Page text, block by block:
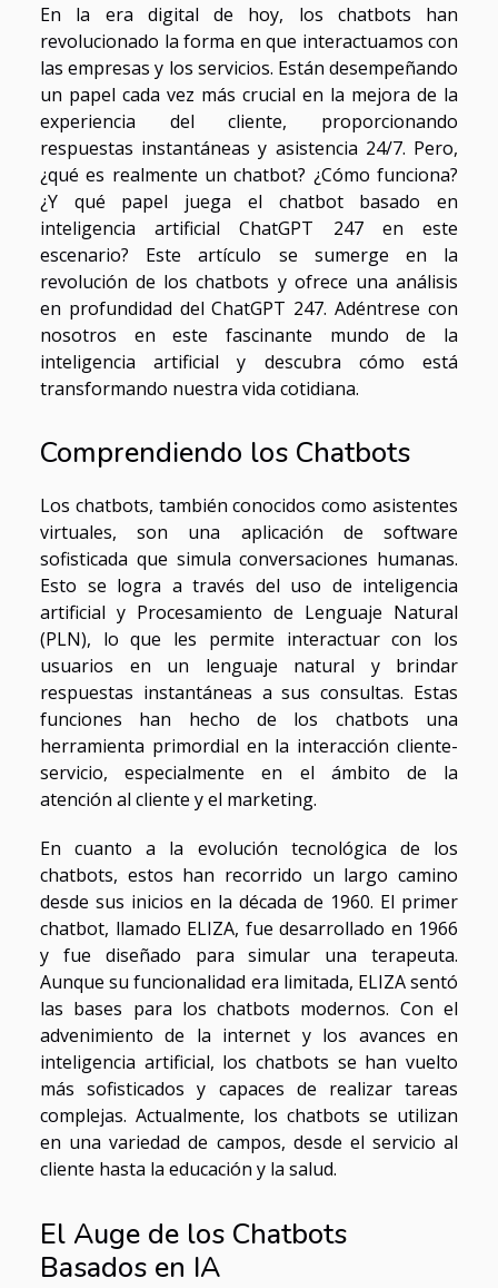
En la era digital de hoy, los chatbots han
revolucionado la forma en que interactuamos con
las empresas y los servicios. Están desempeñando
un papel cada vez más crucial en la mejora de la
experiencia del cliente, proporcionando
respuestas instantáneas y asistencia 24/7. Pero,
¿qué es realmente un chatbot? ¿Cómo funciona?
¿Y qué papel juega el chatbot basado en
inteligencia artificial ChatGPT 247 en este
escenario? Este artículo se sumerge en la
revolución de los chatbots y ofrece una análisis
en profundidad del ChatGPT 247. Adéntrese con
nosotros en este fascinante mundo de la
inteligencia artificial y descubra cómo está
transformando nuestra vida cotidiana.
Comprendiendo los Chatbots
Los chatbots, también conocidos como asistentes
virtuales, son una aplicación de software
sofisticada que simula conversaciones humanas.
Esto se logra a través del uso de inteligencia
artificial y Procesamiento de Lenguaje Natural
(PLN), lo que les permite interactuar con los
usuarios en un lenguaje natural y brindar
respuestas instantáneas a sus consultas. Estas
funciones han hecho de los chatbots una
herramienta primordial en la interacción cliente-
servicio, especialmente en el ámbito de la
atención al cliente y el marketing.
En cuanto a la evolución tecnológica de los
chatbots, estos han recorrido un largo camino
desde sus inicios en la década de 1960. El primer
chatbot, llamado ELIZA, fue desarrollado en 1966
y fue diseñado para simular una terapeuta.
Aunque su funcionalidad era limitada, ELIZA sentó
las bases para los chatbots modernos. Con el
advenimiento de la internet y los avances en
inteligencia artificial, los chatbots se han vuelto
más sofisticados y capaces de realizar tareas
complejas. Actualmente, los chatbots se utilizan
en una variedad de campos, desde el servicio al
cliente hasta la educación y la salud.
El Auge de los Chatbots
Basados en IA